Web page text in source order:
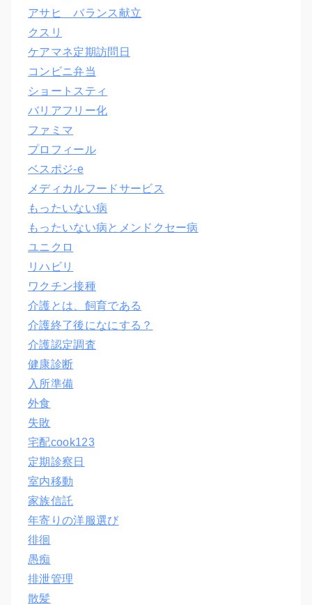
アサヒ バランス献立
クスリ
ケアマネ定期訪問日
コンビニ弁当
ショートスティ
バリアフリー化
ファミマ
プロフィール
ベスポジ-e
メディカルフードサービス
もったいない病
もったいない病とメンドクセー病
ユニクロ
リハビリ
ワクチン接種
介護とは、飼育である
介護終了後になにする？
介護認定調査
健康診断
入所準備
外食
失敗
宅配cook123
定期診察日
室内移動
家族信託
年寄りの洋服選び
徘徊
愚痴
排泄管理
散髪